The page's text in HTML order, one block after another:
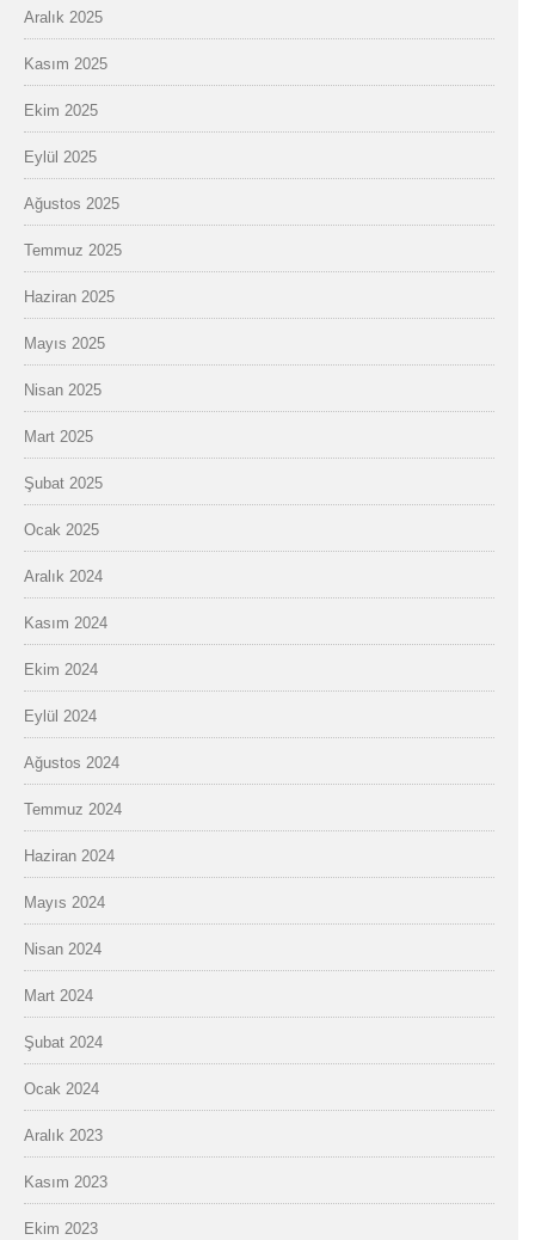
Aralık 2025
Kasım 2025
Ekim 2025
Eylül 2025
Ağustos 2025
Temmuz 2025
Haziran 2025
Mayıs 2025
Nisan 2025
Mart 2025
Şubat 2025
Ocak 2025
Aralık 2024
Kasım 2024
Ekim 2024
Eylül 2024
Ağustos 2024
Temmuz 2024
Haziran 2024
Mayıs 2024
Nisan 2024
Mart 2024
Şubat 2024
Ocak 2024
Aralık 2023
Kasım 2023
Ekim 2023